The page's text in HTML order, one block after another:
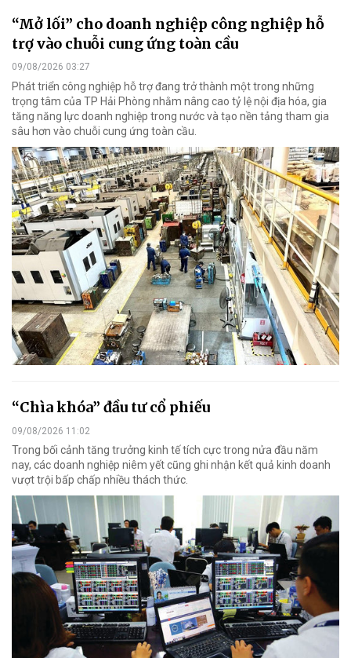
“Mở lối” cho doanh nghiệp công nghiệp hỗ
trợ vào chuỗi cung ứng toàn cầu
09/08/2026 03:27
Phát triển công nghiệp hỗ trợ đang trở thành một trong những
trọng tâm của TP Hải Phòng nhằm nâng cao tỷ lệ nội địa hóa, gia
tăng năng lực doanh nghiệp trong nước và tạo nền tảng tham gia
sâu hơn vào chuỗi cung ứng toàn cầu.
“Chìa khóa” đầu tư cổ phiếu
09/08/2026 11:02
Trong bối cảnh tăng trưởng kinh tế tích cực trong nửa đầu năm
nay, các doanh nghiệp niêm yết cũng ghi nhận kết quả kinh doanh
vượt trội bấp chấp nhiều thách thức.